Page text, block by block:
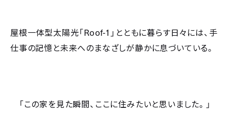
屋根一体型太陽光「Roof-1」とともに暮らす日々には、手
仕事の記憶と未来へのまなざしが静かに息づいている。
「この家を見た瞬間、ここに住みたいと思いました。」